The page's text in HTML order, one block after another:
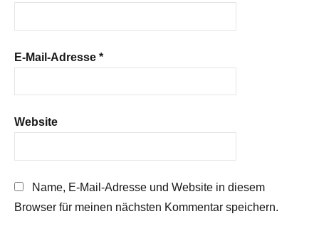
E-Mail-Adresse *
Website
Name, E-Mail-Adresse und Website in diesem
Browser für meinen nächsten Kommentar speichern.